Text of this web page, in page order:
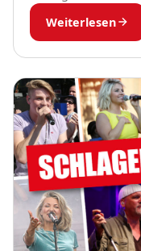
nur bei radio B2
Weiterlesen